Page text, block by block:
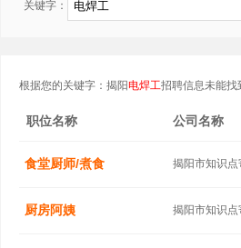
关键字：
根据您的关键字：揭阳电焊工招聘信息未能找
职位名称 公司名称
食堂厨师/煮食 揭阳市知识点
厨房阿姨 揭阳市知识点